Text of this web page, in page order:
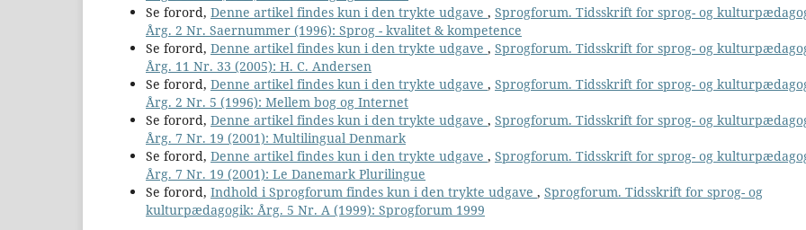
Se forord, Denne artikel findes kun i den trykte udgave , Sprogforum. Tidsskrift for sprog- og
Årg. 2 Nr. Saernummer (1996): Sprog - kvalitet & kompetence
Se forord, Denne artikel findes kun i den trykte udgave , Sprogforum. Tidsskrift for sprog- og
Årg. 11 Nr. 33 (2005): H. C. Andersen
Se forord, Denne artikel findes kun i den trykte udgave , Sprogforum. Tidsskrift for sprog- og
Årg. 2 Nr. 5 (1996): Mellem bog og Internet
Se forord, Denne artikel findes kun i den trykte udgave , Sprogforum. Tidsskrift for sprog- og
Årg. 7 Nr. 19 (2001): Multilingual Denmark
Se forord, Denne artikel findes kun i den trykte udgave , Sprogforum. Tidsskrift for sprog- og
Årg. 7 Nr. 19 (2001): Le Danemark Plurilingue
Se forord, Indhold i Sprogforum findes kun i den trykte udgave , Sprogforum. Tidsskrift for sprog- og
kulturpædagogik: Årg. 5 Nr. A (1999): Sprogforum 1999